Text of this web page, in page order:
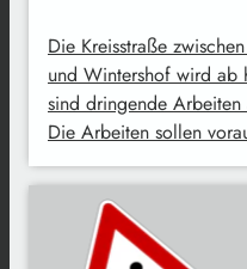
Die Kreisstraße
und Wintershof wird ab
sind dringende
Die Arbeiten sollen